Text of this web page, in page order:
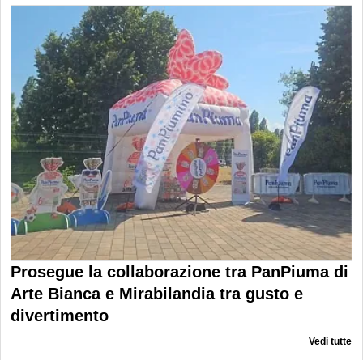
Prosegue la collaborazione tra PanPiuma di
Arte Bianca e Mirabilandia tra gusto e
divertimento
Vedi tutte